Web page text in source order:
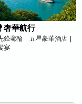
奢華航行
鋒郵輪｜五星豪華酒店｜
宴